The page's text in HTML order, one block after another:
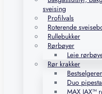
sveising
Profilvals
Roterende
Rullebukker
Rørbøyer
Leie
Rør krakker
Duo
MAX JAX™